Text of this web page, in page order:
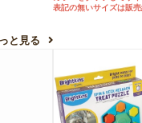
と見る
表記の無いサイズは販売